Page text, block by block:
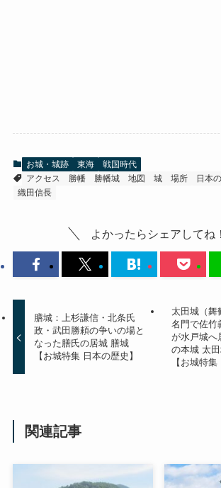
お城・城跡 東海
戦国時代
アクセス
勝幡 勝幡城 地図 城 場所 日本
織田信長
よかったらシェアしてね！
膳城：上杉謙信・北条氏
政・武田勝頼の争いの場と
なった膳氏の居城 膳城
【お城特集 日本の歴史】
太田城（舞
名門で佐竹
が水戸城へ
の本城 太田
【お城特集
関連記事